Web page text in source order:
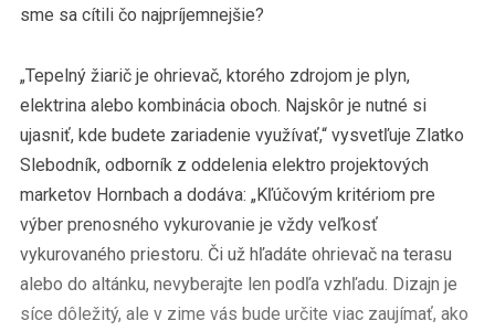
sme sa cítili čo najpríjemnejšie?
„Tepelný žiarič je ohrievač, ktorého zdrojom je plyn,
elektrina alebo kombinácia oboch. Najskôr je nutné si
ujasniť, kde budete zariadenie využívať,“ vysvetľuje Zlatko
Slebodník, odborník z oddelenia elektro projektových
marketov Hornbach a dodáva: „Kľúčovým kritériom pre
výber prenosného vykurovanie je vždy veľkosť
vykurovaného priestoru. Či už hľadáte ohrievač na terasu
alebo do altánku, nevyberajte len podľa vzhľadu. Dizajn je
síce dôležitý, ale v zime vás bude určite viac zaujímať, ako